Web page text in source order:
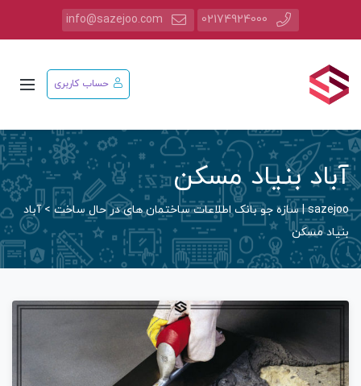
02174924000
info@sazejoo.com
حساب کاربری
آباد بنیاد مسکن
sazejoo | سازه جو بانک اطلاعات ساختمان های در حال ساخت >آباد
بنیاد مسکن